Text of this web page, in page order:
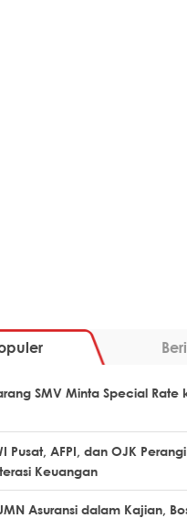
SMV Minta Special Rate
Pusat, AFPI, dan OJK
Keuangan
Asuransi dalam Kajian,